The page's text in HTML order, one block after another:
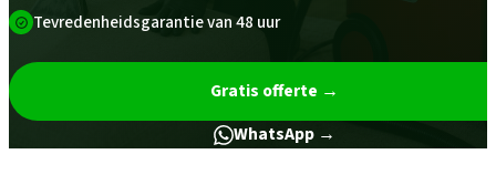
Tevredenheidsgarantie van 48 uur
Gratis offerte →
WhatsApp →